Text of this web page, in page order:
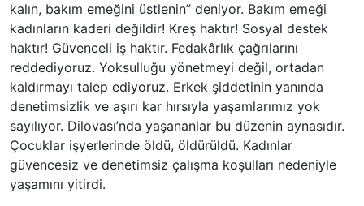
kalın, bakım emeğini üstlenin” deniyor. Bakım emeği
kadınların kaderi değildir! Kreş haktır! Sosyal destek
haktır! Güvenceli iş haktır. Fedakârlık çağrılarını
reddediyoruz. Yoksulluğu yönetmeyi değil, ortadan
kaldırmayı talep ediyoruz. Erkek şiddetinin yanında
denetimsizlik ve aşırı kar hırsıyla yaşamlarımız yok
sayılıyor. Dilovası’nda yaşananlar bu düzenin aynasıdır.
Çocuklar işyerlerinde öldü, öldürüldü. Kadınlar
güvencesiz ve denetimsiz çalışma koşulları nedeniyle
yaşamını yitirdi.